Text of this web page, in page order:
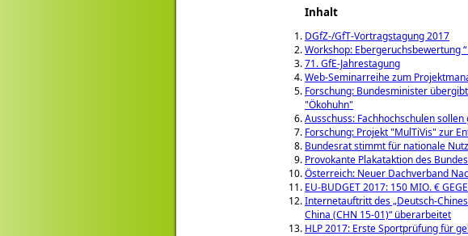
Inhalt
DGfZ-/GfT-Vortragstagung 2017
Workshop: Ebergeruchsbewertung
71. GfE-Jahrestagung
Web-Seminarreihe zum
Forschung: Bundesminister
"Ökohuhn"
Ausschuss: Fachhochschulen
Forschung: Projekt "MulTiVis" zur
Bundesrat stimmt für nationale
Provokante Plakataktion des
Österreich: Neuer Dachverband
EU-BUDGET 2017: 150 MIO. €
Internetauftritt des „Deutsch-
China (CHN 15-01)“ überarbeitet
HLP 2017: Erste Sportprüfung für